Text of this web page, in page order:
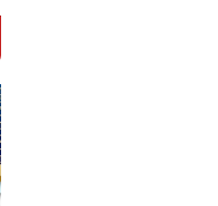
Berbagi di Panti